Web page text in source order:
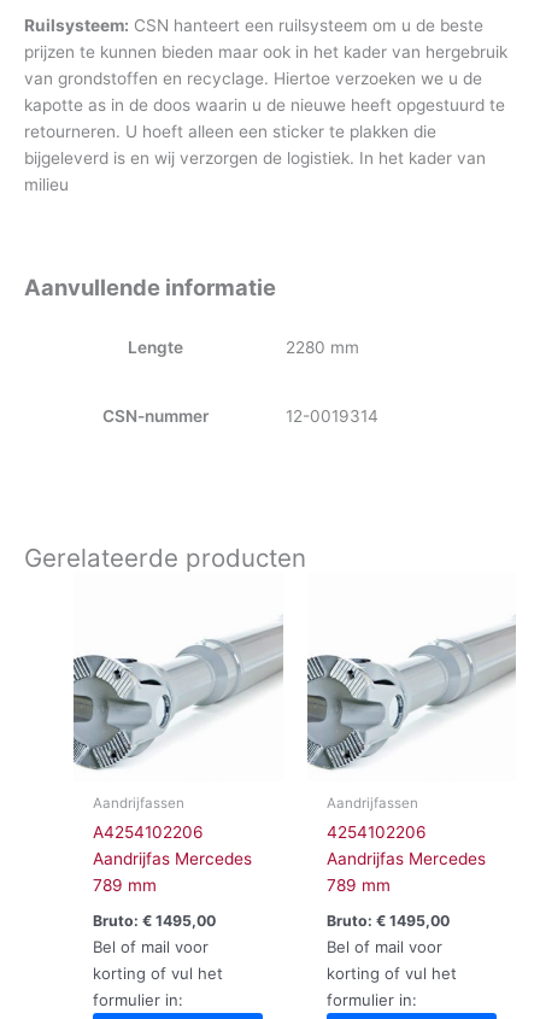
Ruilsysteem: CSN hanteert een ruilsysteem om u de beste
prijzen te kunnen bieden maar ook in het kader van hergebruik
van grondstoffen en recyclage. Hiertoe verzoeken we u de
kapotte as in de doos waarin u de nieuwe heeft opgestuurd te
retourneren. U hoeft alleen een sticker te plakken die
bijgeleverd is en wij verzorgen de logistiek. In het kader van
milieu
Aanvullende informatie
Lengte 2280 mm
CSN-nummer 12-0019314
Gerelateerde producten
Aandrijfassen
A4254102206
Aandrijfas Mercedes
789 mm
Bruto:€ 1495,00
Bel of mail voor
korting of vul het
formulier in:
Aandrijfassen
4254102206
Aandrijfas Mercedes
789 mm
Bruto: €1495,00
Bel of mail voor
korting of vul het
formulier in: